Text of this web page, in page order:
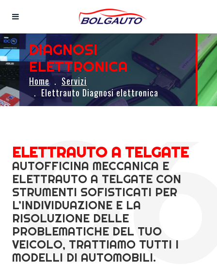
DIAGNOSI
ELETTRONICA
Home
Servizi
Elettrauto Diagnosi elettronica
ELETTRAUTO A TELGATE
AUTOFFICINA MECCANICA E
ELETTRAUTO A TELGATE CON
STRUMENTI SOFISTICATI PER
L’INDIVIDUAZIONE E LA
RISOLUZIONE DELLE
PROBLEMATICHE DEL TUO
VEICOLO, TRATTIAMO TUTTI I
MODELLI DI AUTOMOBILI.